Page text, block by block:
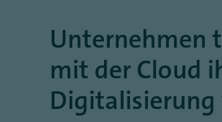
Unternehmen
mit der Cloud
Digitalisierung